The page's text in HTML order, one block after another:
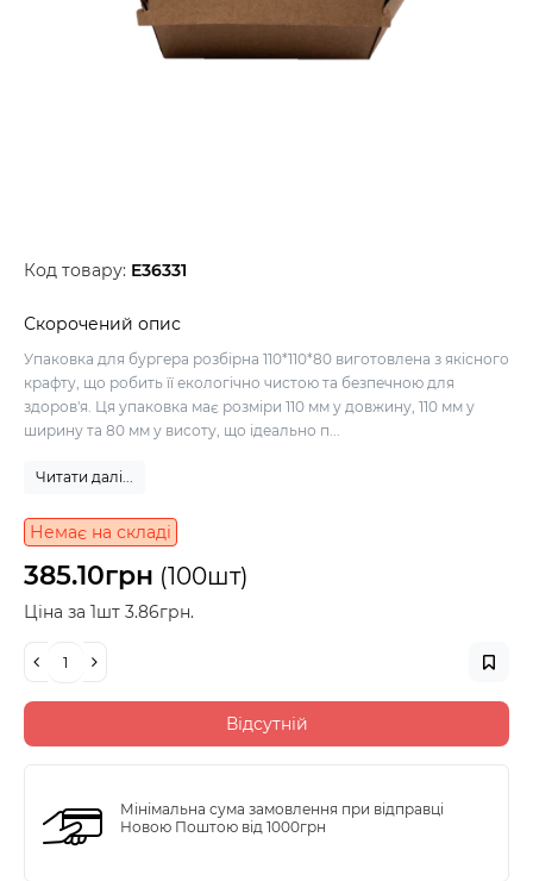
Код товару: E36331
Скорочений опис
Упаковка для бургера розбірна 110*110*80 виготовлена з якісного
крафту, що робить її екологічно чистою та безпечною для
здоров'я. Ця упаковка має розміри 110 мм у довжину, 110 мм у
ширину та 80 мм у висоту, що ідеально п...
Читати далі...
Немає на складі
385.10грн (100шт)
Ціна за 1шт 3.86грн.
Відсутній
Мінімальна сума замовлення при відправці
Новою Поштою від 1000грн